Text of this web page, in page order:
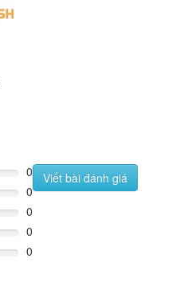
0
0
0
0
0
Viết bài đánh giá